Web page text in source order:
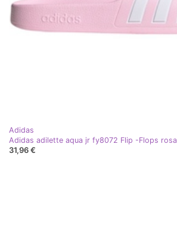
Adidas
Adidas adilette aqua jr fy8072 Flip -Flops rosa
31,96 €